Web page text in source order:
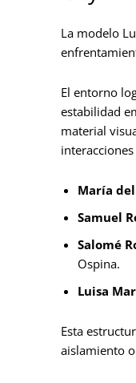
La modelo
El entorno
estabilidad
material
María
Samuel
Salomé
Ospina.
Luisa
Esta
aislamiento